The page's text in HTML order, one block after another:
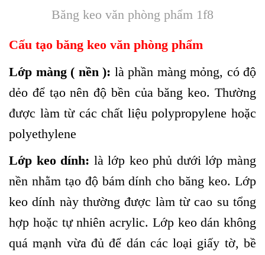
Băng keo văn phòng phẩm 1f8
Cấu tạo băng keo văn phòng phẩm
Lớp màng ( nền ): là phần màng mỏng, có độ
dẻo để tạo nên độ bền của băng keo. Thường
được làm từ các chất liệu polypropylene hoặc
polyethylene
Lớp keo dính: là lớp keo phủ dưới lớp màng
nền nhằm tạo độ bám dính cho băng keo. Lớp
keo dính này thường được làm từ cao su tổng
hợp hoặc tự nhiên acrylic. Lớp keo dán không
quá mạnh vừa đủ để dán các loại giấy tờ, bề